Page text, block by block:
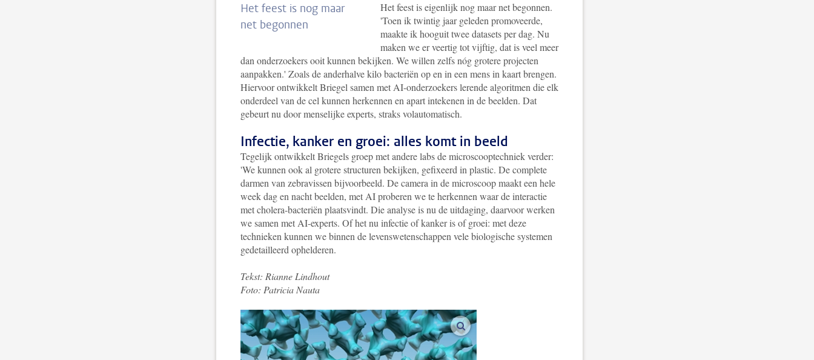
Het feest is nog maar
net begonnen
Het feest is eigenlijk nog maar net begonnen.
'Toen ik twintig jaar geleden promoveerde,
maakte ik hooguit twee datasets per dag. Nu
maken we er veertig tot vijftig, dat is veel meer
dan onderzoekers ooit kunnen bekijken. We willen zelfs nóg grotere projecten
aanpakken.' Zoals de anderhalve kilo bacteriën op en in een mens in kaart brengen.
Hiervoor ontwikkelt Briegel samen met AI-onderzoekers lerende algoritmen die elk
onderdeel van de cel kunnen herkennen en apart intekenen in de beelden. Dat
gebeurt nu door menselijke experts, straks volautomatisch.
Infectie, kanker en groei: alles komt in beeld
Tegelijk ontwikkelt Briegels groep met andere labs de microscooptechniek verder:
'We kunnen ook al grotere structuren bekijken, gefixeerd in plastic. De complete
darmen van zebravissen bijvoorbeeld. De camera in de microscoop maakt een hele
week dag en nacht beelden, met AI proberen we te herkennen waar de interactie
met cholera-bacteriën plaatsvindt. Die analyse is nu de uitdaging, daarvoor werken
we samen met AI-experts. Of het nu infectie of kanker is of groei: met deze
technieken kunnen we binnen de levenswetenschappen vele biologische systemen
gedetailleerd ophelderen.
Tekst: Rianne Lindhout
Foto: Patricia Nauta
vergroot afbeeldingen